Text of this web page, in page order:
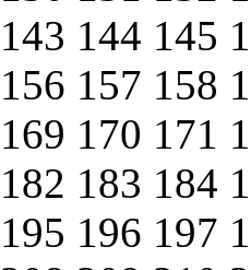
143 144 145
156 157 158
169 170 171
182 183 184
195 196 197